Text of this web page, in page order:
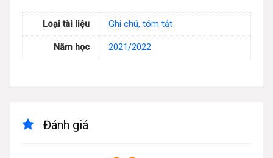
Loại tài liệu Ghi chú, tóm tắt
Năm học 2021/2022
Đánh giá